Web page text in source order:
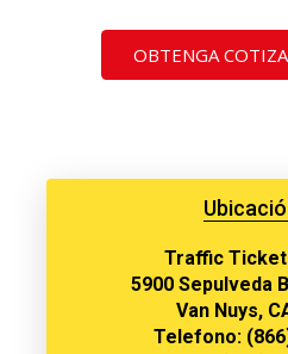
OBTENGA
Traffic
5900 Sepulveda
Van Nuys,
Telefono: